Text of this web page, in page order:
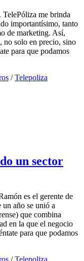
me brinda
importantísimo, tanto
de marketing. Así,
no solo en precio, sino
para que podamos
/Telepoliza
un sector
es el gerente de
año se unió a
que combina
en la que el negocio
para que podamos
/Telepoliza